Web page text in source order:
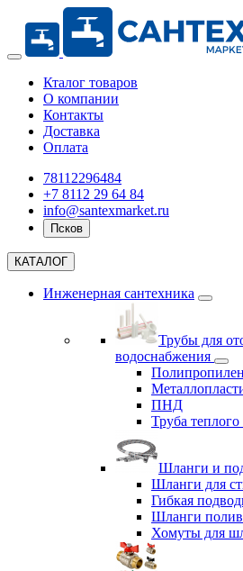
Кталог товаров
О компании
Контакты
Доставка
Оплата
78112296484
+7 8112 29 64 84
info@santexmarket.ru
Псков
КАТАЛОГ
Инженерная сантехника
Трубы для
водоснабжения
ПНД
Труба теплого
Шланги и
Шланги для
Гибкая
Шланги
Хомуты для